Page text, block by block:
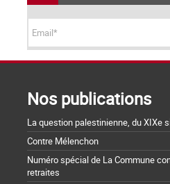
Nos publications
La question palestinienne, du XIXe
Contre Mélenchon
Numéro spécial de La Commune
retraites